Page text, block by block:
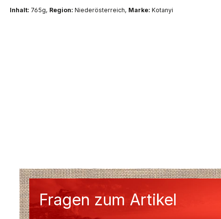
Inhalt: 765g, Region: Niederösterreich, Marke: Kotanyi
Fragen zum Artikel